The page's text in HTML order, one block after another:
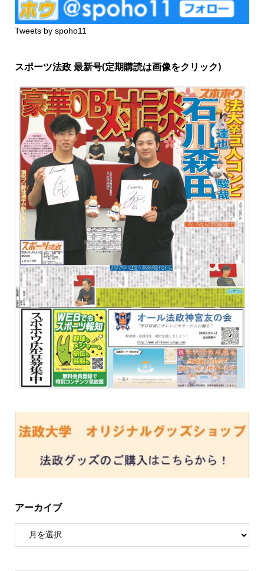
Tweets by spoho11
スポーツ法政 最新号(定期購読は画像をクリック)
アーカイブ